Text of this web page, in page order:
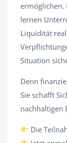
ermöglichen.
lernen
Liquidität
Situation
Denn
Sie schafft
nachhaltigen
Die